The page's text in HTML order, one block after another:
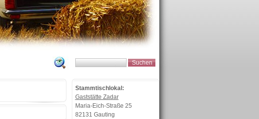
Stammtischlokal:
Gaststätte Zadar
Maria-Eich-Straße 25
82131 Gauting